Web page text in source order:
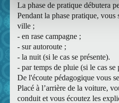
La phase de pratique débutera
Pendant la phase pratique, vous
ville ;
- en rase campagne ;
- sur autoroute ;
- la nuit (si le cas se présente).
- par temps de pluie (si le cas se
De l'écoute pédagogique vous
Placé à l’arrière de la voiture,
conduit et vous écoutez les